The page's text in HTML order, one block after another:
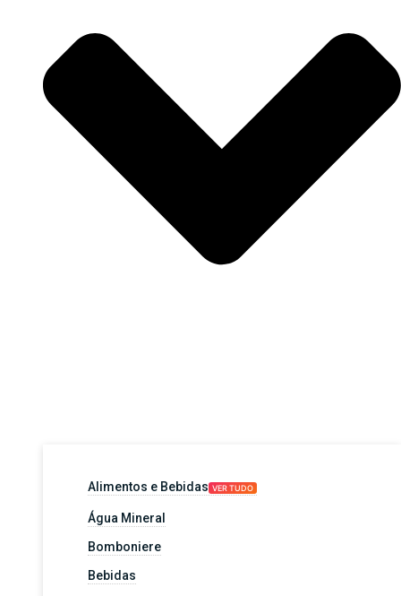
Alimentos e Bebidas VER TUDO
Água Mineral
Bomboniere
Bebidas